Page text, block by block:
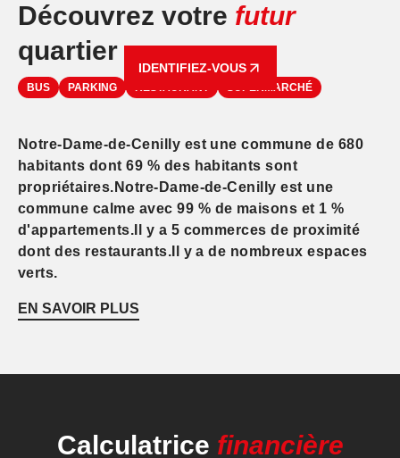
Découvrez votre futur
quartier
IDENTIFIEZ-VOUS
Notre-Dame-de-Cenilly est une commune de 680
habitants dont 69 % des habitants sont
propriétaires.Notre-Dame-de-Cenilly est une
commune calme avec 99 % de maisons et 1 %
d'appartements.Il y a 5 commerces de proximité
dont des restaurants.Il y a de nombreux espaces
verts.
EN SAVOIR PLUS
BUS PARKING RESTAURANT SUPERMARCHÉ
Calculatrice financière